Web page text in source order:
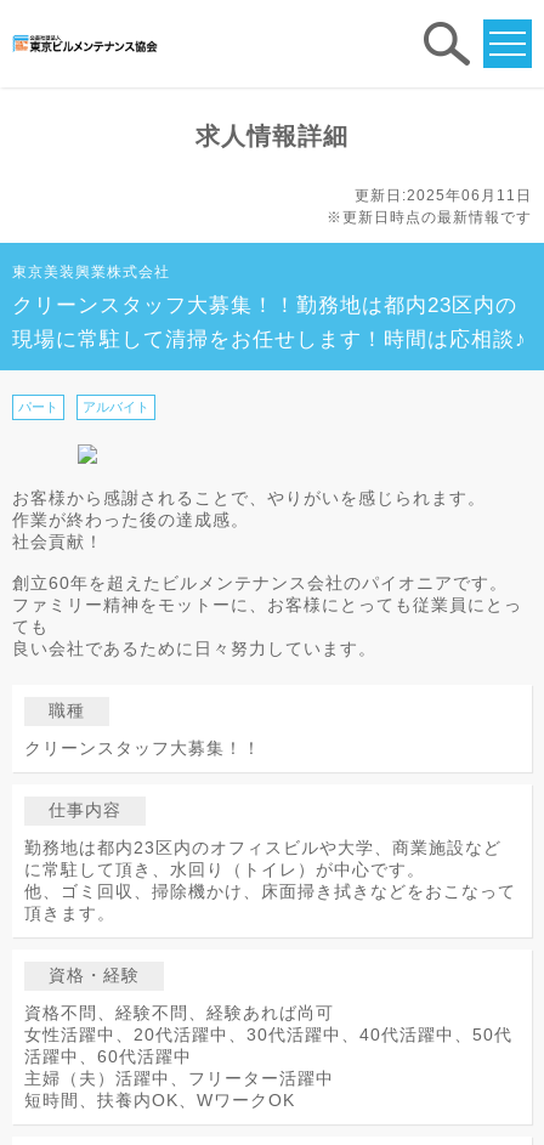
求人情報詳細
更新日:2025年06月11日
※更新日時点の最新情報です
東京美装興業株式会社
クリーンスタッフ大募集！！勤務地は都内23区内の
現場に常駐して清掃をお任せします！時間は応相談♪
パート アルバイト
お客様から感謝されることで、やりがいを感じられます。
作業が終わった後の達成感。
社会貢献！
創立60年を超えたビルメンテナンス会社のパイオニアです。
ファミリー精神をモットーに、お客様にとっても従業員にとっ
ても
良い会社であるために日々努力しています。
職種
クリーンスタッフ大募集！！
仕事内容
勤務地は都内23区内のオフィスビルや大学、商業施設など
に常駐して頂き、水回り（トイレ）が中心です。
他、ゴミ回収、掃除機かけ、床面掃き拭きなどをおこなって
頂きます。
資格・経験
資格不問、経験不問、経験あれば尚可
女性活躍中、20代活躍中、30代活躍中、40代活躍中、50代
活躍中、60代活躍中
主婦（夫）活躍中、フリーター活躍中
短時間、扶養内OK、WワークOK